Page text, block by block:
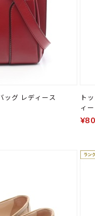
ッグ レディース
ト
ィー